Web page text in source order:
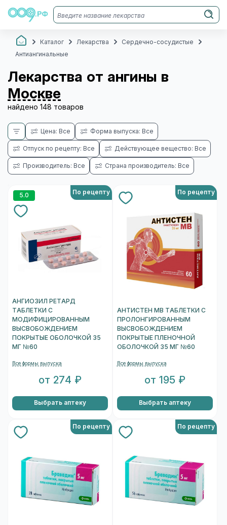
Каталог Лекарства
Сердечно-сосудистые
Антиангинальные
Лекарства от ангины в
Москве
найдено 148 товаров
Цена: Все Форма выпуска: Все
Отпуск по рецепту: Все Действующее вещество: Все
Производитель: Все Страна производитель: Все
5.0 По рецепту
АНГИОЗИЛ РЕТАРД
ТАБЛЕТКИ С
МОДИФИЦИРОВАННЫМ
ВЫСВОБОЖДЕНИЕМ
ПОКРЫТЫЕ ОБОЛОЧКОЙ 35
МГ №60
Все формы выпуска
от 274 ₽
Выбрать аптеку
По рецепту
АНТИСТЕН МВ ТАБЛЕТКИ С
ПРОЛОНГИРОВАННЫМ
ВЫСВОБОЖДЕНИЕМ
ПОКРЫТЫЕ ПЛЕНОЧНОЙ
ОБОЛОЧКОЙ 35 МГ №60
Все формы выпуска
от 195 ₽
Выбрать аптеку
По рецепту По рецепту